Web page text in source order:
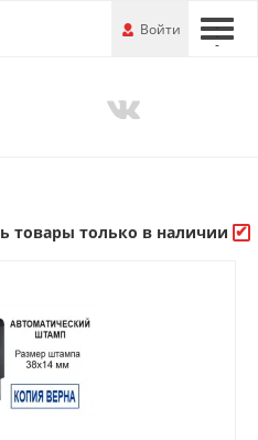
---
Войти
товары только в наличии